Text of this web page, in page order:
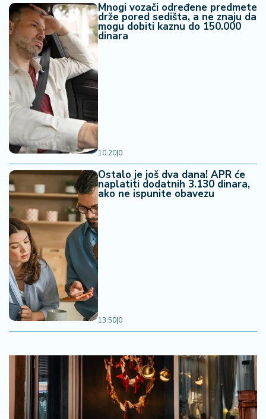
Mnogi vozači određene predmete
drže pored sedišta, a ne znaju da
mogu dobiti kaznu do 150.000
dinara
10:20|0
Ostalo je još dva dana! APR će
naplatiti dodatnih 3.130 dinara,
ako ne ispunite obavezu
13:50|0